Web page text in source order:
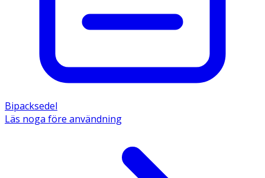
Bipacksedel
Läs noga före användning